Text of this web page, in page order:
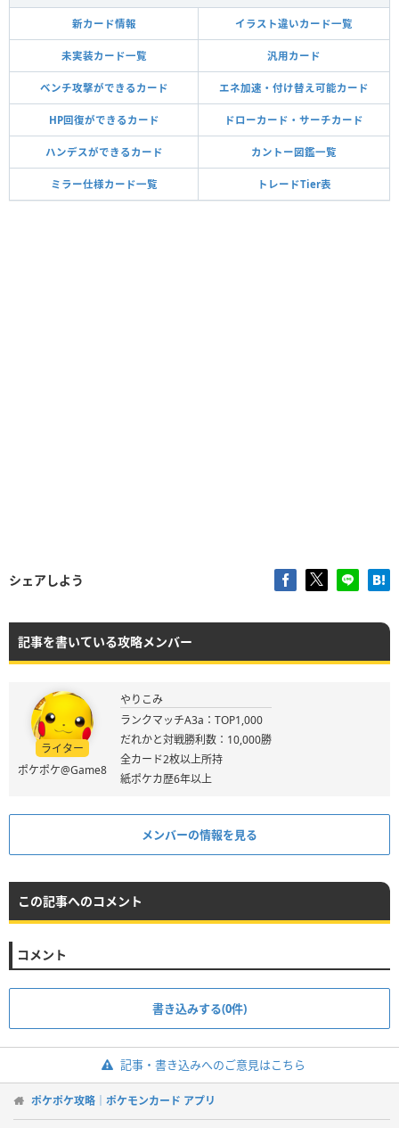
新カード情報 イラスト違いカード一覧
未実装カード一覧 汎用カード
ベンチ攻撃ができるカード エネ加速・付け替え可能カード
HP回復ができるカード ドローカード・サーチカード
ハンデスができるカード カントー図鑑一覧
ミラー仕様カード一覧 トレードTier表
シェアしよう
記事を書いている攻略メンバー
ライター
ポケポケ@Game8
やりこみ
ランクマッチA3a：TOP1,000
だれかと対戦勝利数：10,000勝
全カード2枚以上所持
紙ポケカ歴6年以上
メンバーの情報を見る
この記事へのコメント
コメント
書き込みする(0件)
記事・書き込みへのご意見はこちら
ポケポケ攻略｜ポケモンカード アプリ